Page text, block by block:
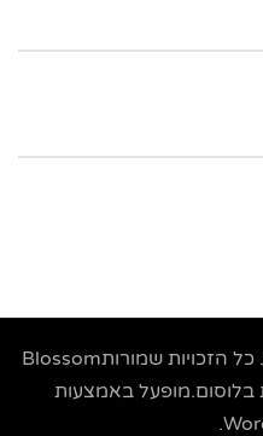
. כל הזכויות שמורותBlossom
בלוסום.מופעל באמצעות
.